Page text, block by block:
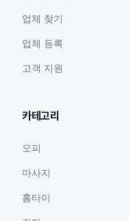
업체 찾기
업체 등록
고객 지원
카테고리
오피
마사지
홈타이